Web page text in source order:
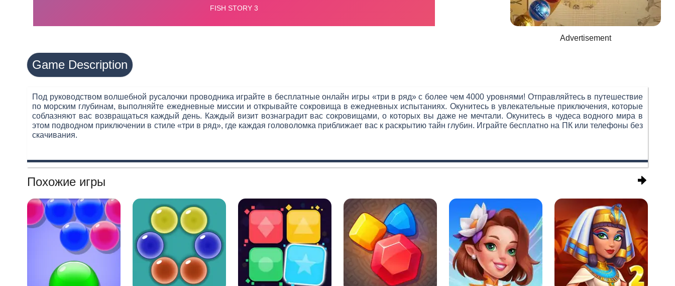
Advertisement
Game Description
Под руководством волшебной русалочки проводника играйте в бесплатные онлайн игры «три в ряд» с более чем 4000 уровнями! Отправляйтесь в путешествие
по морским глубинам, выполняйте ежедневные миссии и открывайте сокровища в ежедневных испытаниях. Окунитесь в увлекательные приключения, которые
соблазняют вас возвращаться каждый день. Каждый визит вознаградит вас сокровищами, о которых вы даже не мечтали. Окунитесь в чудеса водного мира в
этом подводном приключении в стиле «три в ряд», где каждая головоломка приближает вас к раскрытию тайн глубин. Играйте бесплатно на ПК или телефоны без
скачивания.
Похожие игры